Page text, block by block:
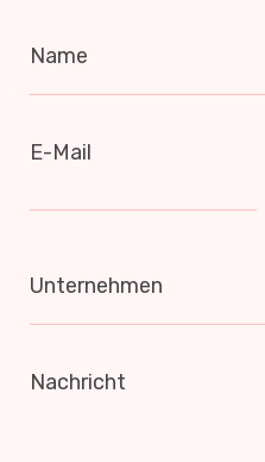
Name
E-Mail
Unternehmen
Nachricht